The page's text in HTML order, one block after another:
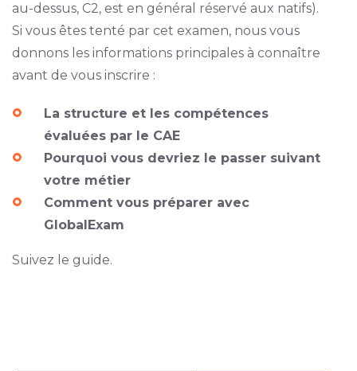
au-dessus, C2, est en général réservé aux natifs).
Si vous êtes tenté par cet examen, nous vous
donnons les informations principales à connaître
avant de vous inscrire :
La structure et les compétences
évaluées par le CAE
Pourquoi vous devriez le passer suivant
votre métier
Comment vous préparer avec
GlobalExam
Suivez le guide.